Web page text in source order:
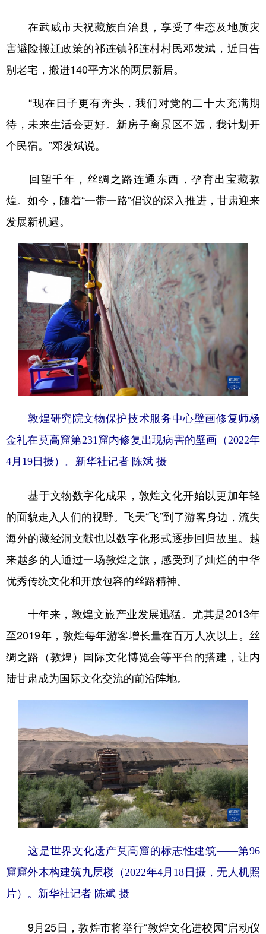
在武威市天祝藏族自治县，享受了生态及地质灾
害避险搬迁政策的祁连镇祁连村村民邓发斌，近日告
别老宅，搬进140平方米的两层新居。
“现在日子更有奔头，我们对党的二十大充满期
待，未来生活会更好。新房子离景区不远，我计划开
个民宿。”邓发斌说。
回望千年，丝绸之路连通东西，孕育出宝藏敦
煌。如今，随着“一带一路”倡议的深入推进，甘肃迎来
发展新机遇。
敦煌研究院文物保护技术服务中心壁画修复师杨
金礼在莫高窟第231窟内修复出现病害的壁画（2022年
4月19日摄）。新华社记者 陈斌 摄
基于文物数字化成果，敦煌文化开始以更加年轻
的面貌走入人们的视野。飞天“飞”到了游客身边，流失
海外的藏经洞文献也以数字化形式逐步回归故里。越
来越多的人通过一场敦煌之旅，感受到了灿烂的中华
优秀传统文化和开放包容的丝路精神。
十年来，敦煌文旅产业发展迅猛。尤其是2013年
至2019年，敦煌每年游客增长量在百万人次以上。丝
绸之路（敦煌）国际文化博览会等平台的搭建，让内
陆甘肃成为国际文化交流的前沿阵地。
这是世界文化遗产莫高窟的标志性建筑——第96
窟窟外木构建筑九层楼（2022年4月18日摄，无人机照
片）。新华社记者 陈斌 摄
9月25日，敦煌市将举行“敦煌文化进校园”启动仪